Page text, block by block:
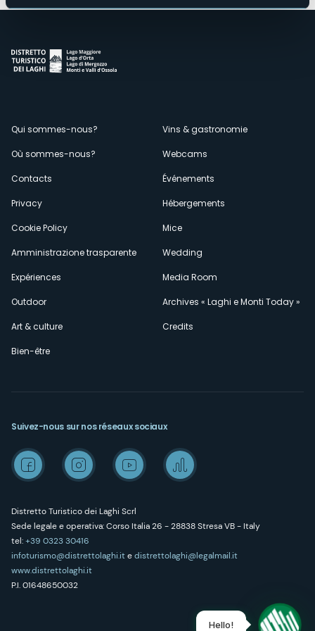
Menù
secondario
Qui sommes-nous?
Où sommes-nous?
Contacts
Privacy
Cookie Policy
Amministrazione trasparente
Expériences
Outdoor
Art & culture
Bien-être
Vins & gastronomie
Webcams
Événements
Hébergements
Mice
Wedding
Media Room
Archives « Laghi e Monti Today »
Credits
Distretto Turistico dei Laghi Scrl
Sede legale e operativa: Corso Italia 26 - 28838 Stresa VB - Italy
tel:+39 0323 30416
infoturismo@distrettolaghi.itedistrettolaghi@legalmail.it
www.distrettolaghi.it
P.I. 01648650032
Suivez-nous sur nos réseaux sociaux